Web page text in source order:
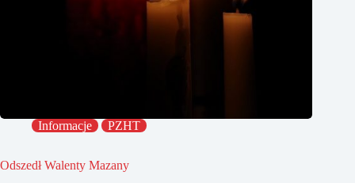
Informacje PZHT
Odszedł Walenty Mazany